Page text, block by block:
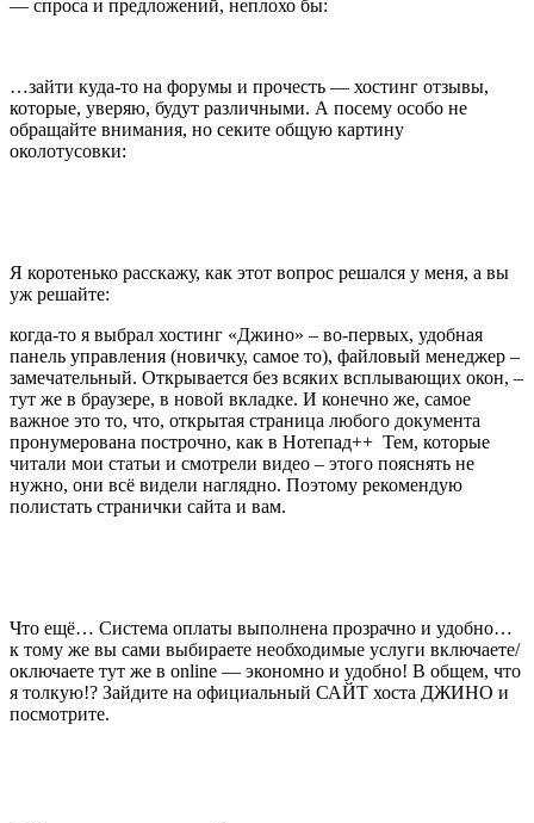
— спроса и предложений, неплохо бы:
…зайти куда-то на форумы и прочесть — хостинг отзывы,
которые, уверяю, будут различными. А посему особо не
обращайте внимания, но секите общую картину
околотусовки:
Я коротенько расскажу, как этот вопрос решался у меня, а вы
уж решайте:
когда-то я выбрал хостинг «Джино» – во-первых, удобная
панель управления (новичку, самое то), файловый менеджер –
замечательный. Открывается без всяких всплывающих окон, –
тут же в браузере, в новой вкладке. И конечно же, самое
важное это то, что, открытая страница любого документа
пронумерована построчно, как в Нотепад++ Тем, которые
читали мои статьи и смотрели видео – этого пояснять не
нужно, они всё видели наглядно. Поэтому рекомендую
полистать странички сайта и вам.
Что ещё… Система оплаты выполнена прозрачно и удобно…
к тому же вы сами выбираете необходимые услуги включаете/
оключаете тут же в online — экономно и удобно! В общем, что
я толкую!? Зайдите на официальный САЙТ хоста ДЖИНО и
посмотрите.